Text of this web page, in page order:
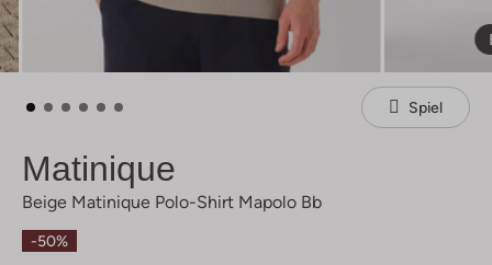
Spiel
Matinique
Beige Matinique Polo-Shirt Mapolo Bb
-50%